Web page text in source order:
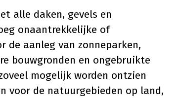
alle daken, gevels en
onaantrekkelijke of
de aanleg van zonneparken,
bouwgronden en ongebruikte
mogelijk worden ontzien
voor de natuurgebieden op land,